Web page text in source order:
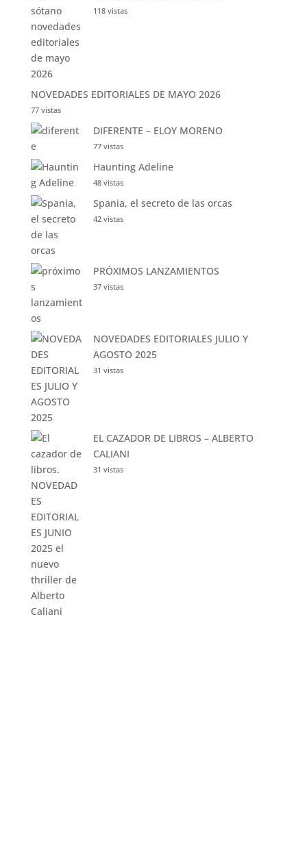
118 vistas
NOVEDADES EDITORIALES DE MAYO 2026
77 vistas
DIFERENTE – ELOY MORENO
77 vistas
Haunting Adeline
48 vistas
Spania, el secreto de las orcas
42 vistas
PRÓXIMOS LANZAMIENTOS
37 vistas
NOVEDADES EDITORIALES JULIO Y
AGOSTO 2025
31 vistas
EL CAZADOR DE LIBROS – ALBERTO
CALIANI
31 vistas